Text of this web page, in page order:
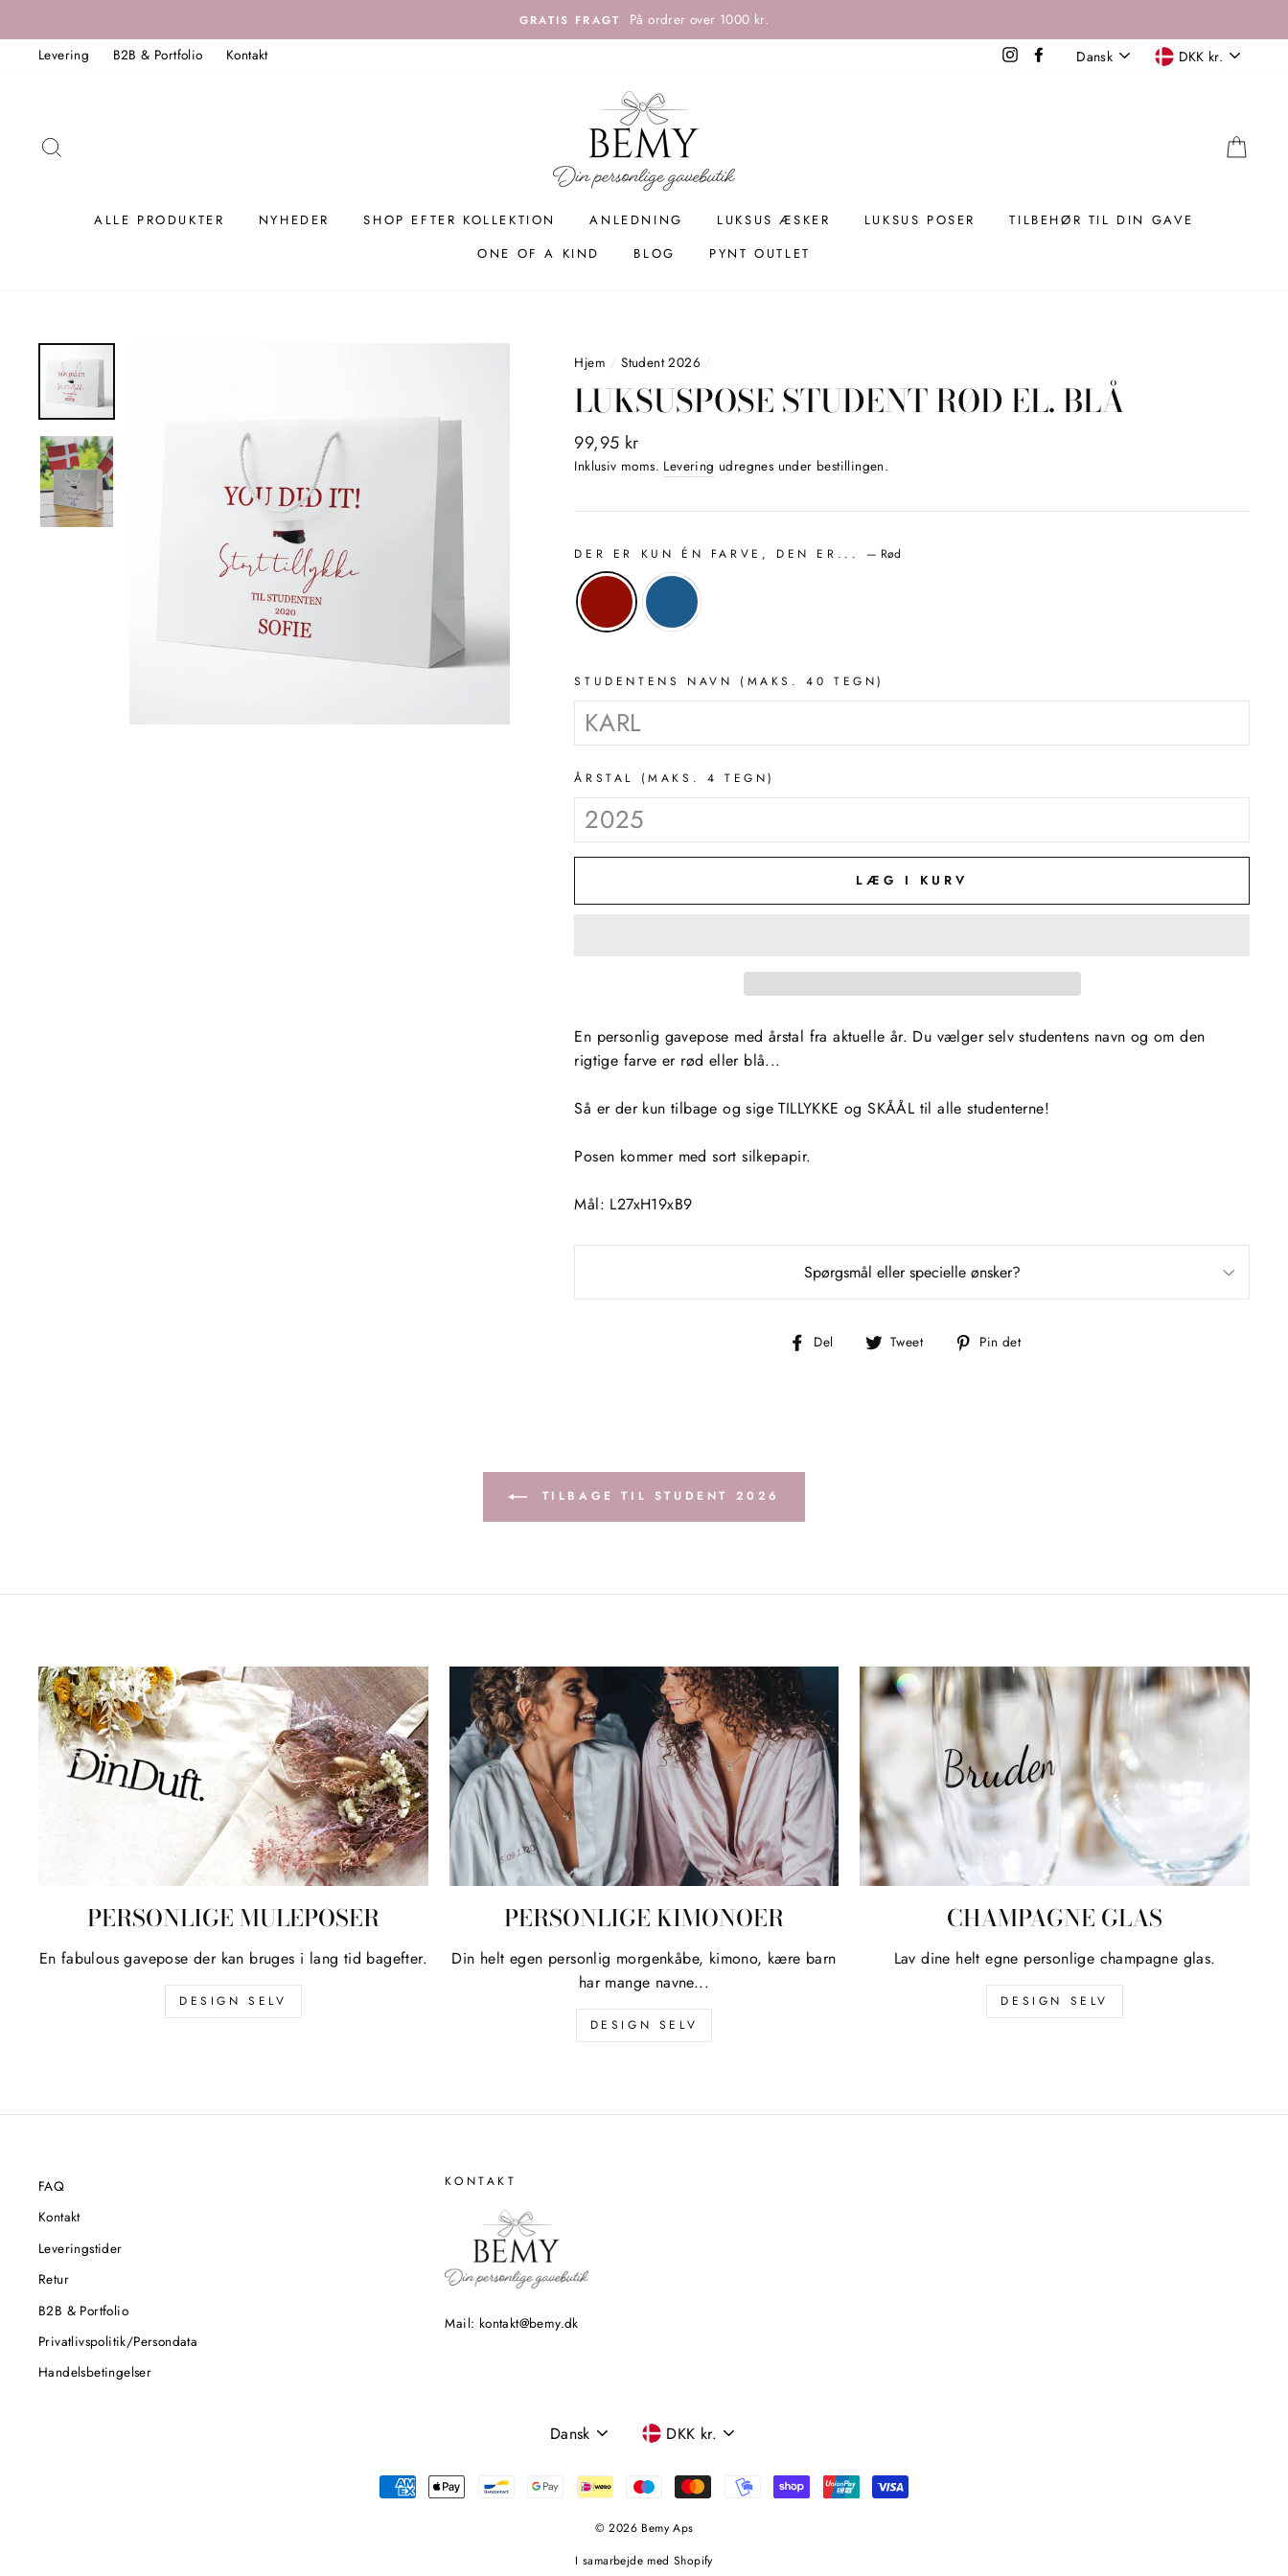
til
indholdet
GRATIS FRAGT
På ordrer over 1000 kr.
Levering
B2B & Portfolio Kontakt InstagramFacebook
SPROG
Dansk VALUTA
DKK kr.
ALLE PRODUKTER NYHEDER SHOP EFTER KOLLEKTION ANLEDNING LUKSUS ÆSKER LUKSUS POSER
TILBEHØR TIL DIN GAVE
ONE OF A KIND
BLOG PYNT OUTLET
Hjem / Student 2026 /
LUKSUSPOSE STUDENT RØD EL. BLÅ
Normalpris
99,95 kr
Inklusiv moms. Levering udregnes under bestillingen.
DER ER KUN ÉN FARVE, DEN ER... — Rød
STUDENTENS NAVN (MAKS. 40 TEGN)
ÅRSTAL (MAKS. 4 TEGN)
LÆG I KURV
En personlig gavepose med årstal fra aktuelle år. Du vælger selv studentens navn og om den
rigtige farve er rød eller blå...
Så er der kun tilbage og sige TILLYKKE og SKÅÅL til alle studenterne!
Posen kommer med sort silkepapir.
Mål: L27xH19xB9
Spørgsmål eller specielle ønsker?
Del
Del
Tweet
Tweet Pin det
TILBAGE TIL STUDENT 2026
PERSONLIGE MULEPOSER
En fabulous gavepose der kan bruges i lang tid bagefter.
DESIGN SELV
PERSONLIGE KIMONOER
Din helt egen personlig morgenkåbe, kimono, kære barn
har mange navne...
DESIGN SELV
CHAMPAGNE GLAS
Lav dine helt egne personlige champagne glas.
DESIGN SELV
FAQ
Kontakt
Leveringstider
Retur
B2B & Portfolio
Privatlivspolitik/Persondata
Handelsbetingelser
KONTAKT
Mail: kontakt@bemy.dk
SPROG
Dansk VALUTA
DKK kr.
© 2026 Bemy Aps
I samarbejde med Shopify